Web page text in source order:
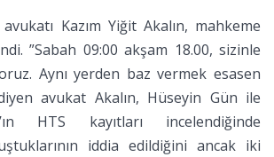
avukatı Kazım Yiğit Akalın, mahkeme
”Sabah 09:00 akşam 18.00, sizinle
Aynı yerden baz vermek esasen
avukat Akalın, Hüseyin Gün ile
HTS kayıtları incelendiğinde
iddia edildiğini ancak iki